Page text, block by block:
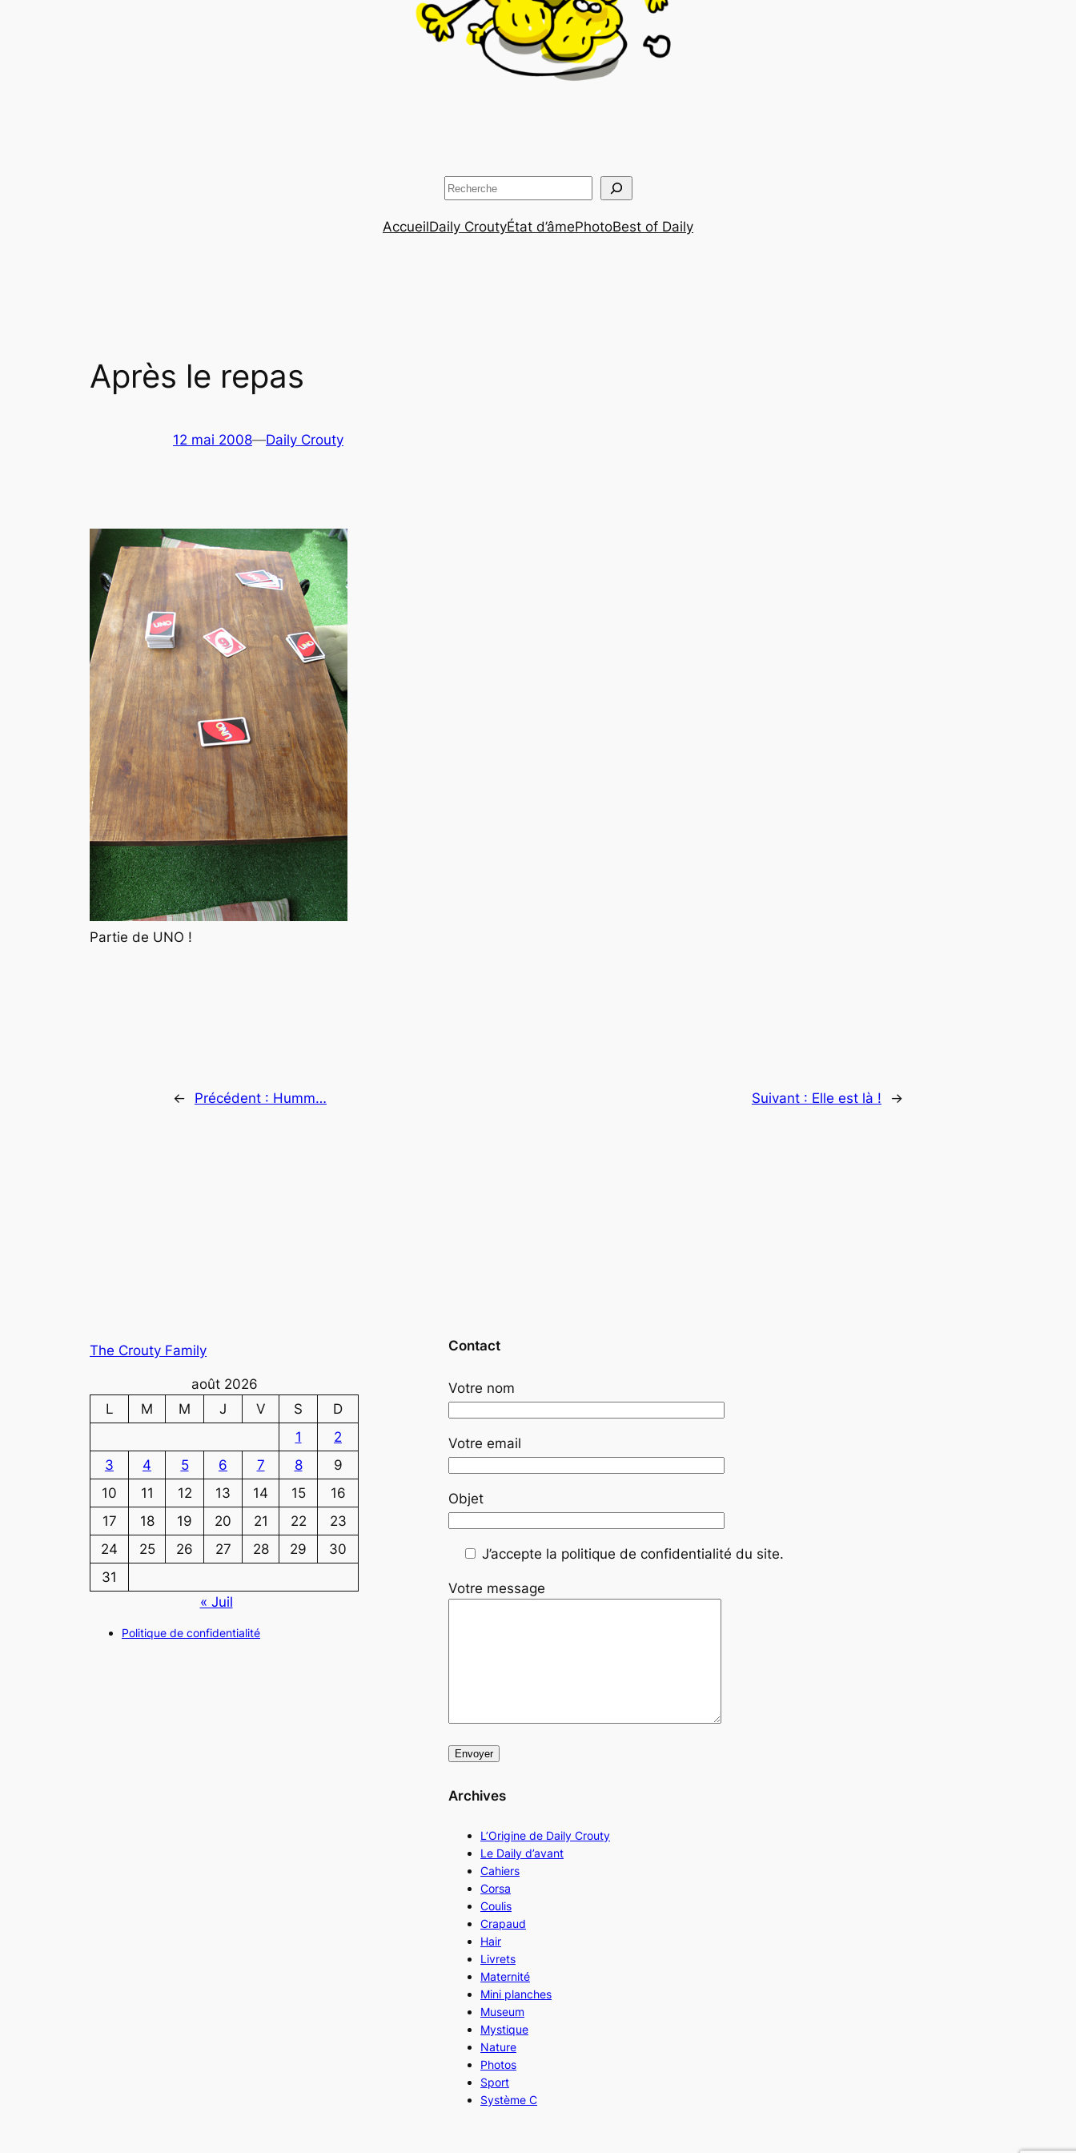
Rechercher
AccueilDaily CroutyÉtat d’âmePhotoBest of Daily
Après le repas
12 mai 2008—Daily Crouty
Partie de UNO !
← Précédent : Humm… Suivant : Elle est là ! →
The Crouty Family
août 2026
L
M M J V S
D
1
2
3
4 5 6 7 8
9
10
11 12 13 14 15
16
17
18 19 20 21 22
23
24
25 26 27 28 29
30
31
« Juil
Politique de confidentialité
Contact
Votre nom
Votre email
Objet
J’accepte la politique de confidentialité du site.
Votre message
Archives
L’Origine de Daily Crouty
Le Daily d’avant
Cahiers
Corsa
Coulis
Crapaud
Hair
Livrets
Maternité
Mini planches
Museum
Mystique
Nature
Photos
Sport
Système C